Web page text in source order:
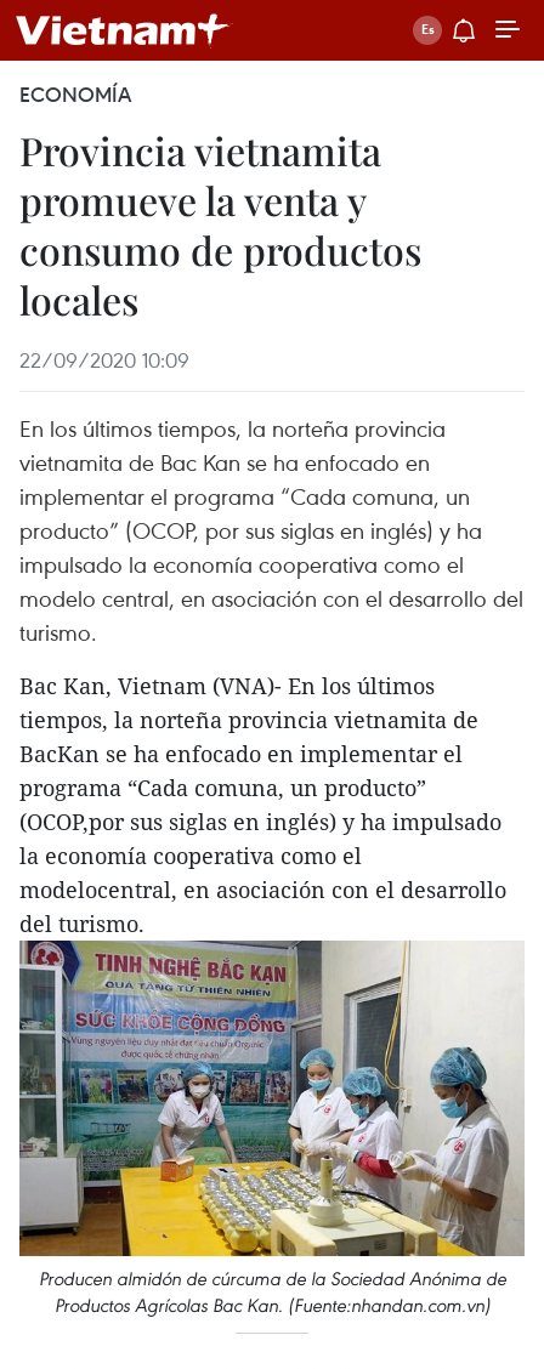
ECONOMÍA
Provincia vietnamita
promueve la venta y
consumo de productos
locales
22/09/2020 10:09
En los últimos tiempos, la norteña provincia
vietnamita de Bac Kan se ha enfocado en
implementar el programa “Cada comuna, un
producto” (OCOP, por sus siglas en inglés) y ha
impulsado la economía cooperativa como el
modelo central, en asociación con el desarrollo del
turismo.
Bac Kan, Vietnam (VNA)- En los últimos
tiempos, la norteña provincia vietnamita de
BacKan se ha enfocado en implementar el
programa “Cada comuna, un producto”
(OCOP,por sus siglas en inglés) y ha impulsado
la economía cooperativa como el
modelocentral, en asociación con el desarrollo
del turismo.
Producen almidón de cúrcuma de la Sociedad Anónima de
Productos Agrícolas Bac Kan. (Fuente:nhandan.com.vn)